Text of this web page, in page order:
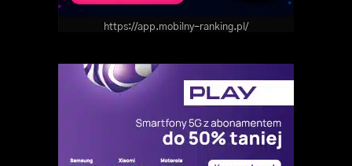
https://app.mobilny-ranking.pl/